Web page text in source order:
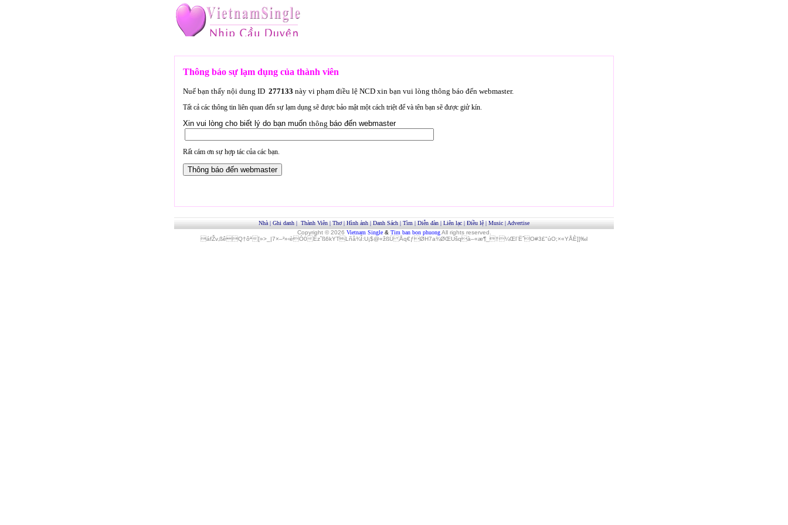
Thông báo sự lạm dụng của thành viên
Nuế bạn thấy nội dung ID 277133 này vi phạm điều lệ NCD xin bạn vui lòng thông báo đến webmaster.
Tất cả các thông tin liên quan đến sự lạm dụng sẽ được bảo mật một cách triệt để và tên bạn sẽ được giử kín.
Xin vui lòng cho biết lý do bạn muốn thông báo đến webmaster
Rất cám ơn sự hợp tác của các bạn.
Nhà | Ghi danh | Thành Viên | Thơ| Hình ảnh | Danh Sách | Tìm | Diễn đàn | Liên lạc | Điều lệ | Music | Advertise
Copyright © 2026 Vietnam Single& Tim ban bon phuong All rights reserved.
áfŽv‚ßêQ†ôª[»>_|7×–²»‹èÓ0Èz˜ß6kYTLñå¾Î:U¡$@«žßÜ Åq€ƒØH7a¾ØŒUšqà–«æ¶_†¼Œl¨ËˆO#3£"úO;×«Y­ÅÈ]}‰l